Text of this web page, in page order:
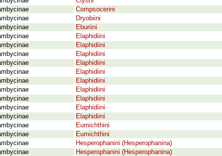
Compsocerini
Dryobiini
Eburiini
Elaphidiini
Elaphidiini
Elaphidiini
Elaphidiini
Elaphidiini
Elaphidiini
Elaphidiini
Elaphidiini
Elaphidiini
Elaphidiini
Eumichthini
Eumichthini
Hesperophanini (Hesperophanina)
Hesperophanini (Hesperophanina)